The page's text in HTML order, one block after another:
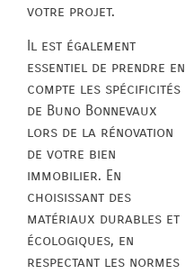
votre projet.
Il est également
essentiel de prendre en
compte les spécificités
de Buno Bonnevaux
lors de la rénovation
de votre bien
immobilier. En
choisissant des
matériaux durables et
écologiques, en
respectant les normes